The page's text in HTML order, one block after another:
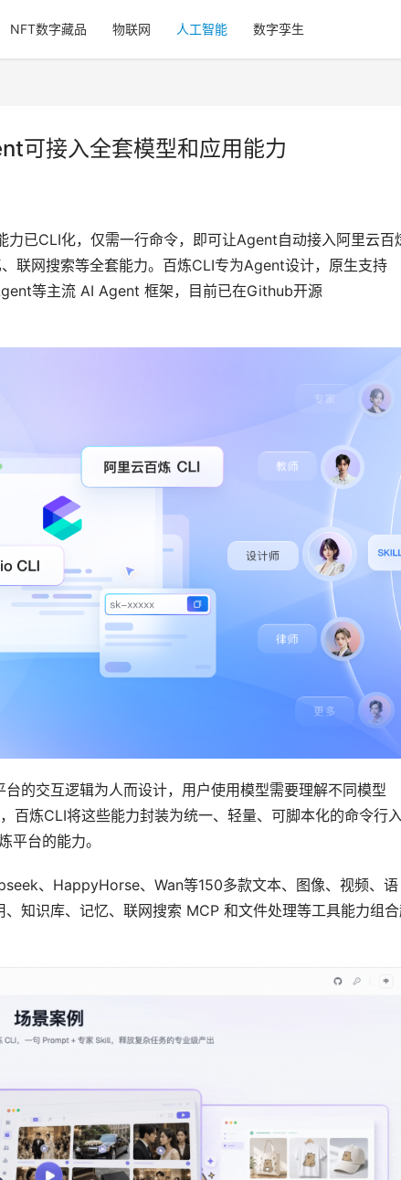
NFT数字藏品 物联网 人工智能 数字孪生
可接入全套模型和应用能力
已CLI化，仅需一行命令，即可让Agent自动接入阿里云百
联网搜索等全套能力。百炼CLI专为Agent设计，原生支持
等主流 AI Agent 框架，目前已在Github开源
的交互逻辑为人而设计，用户使用模型需要理解不同模型
百炼CLI将这些能力封装为统一、轻量、可脚本化的命令行
平台的能力。
、HappyHorse、Wan等150多款文本、图像、视频、语
知识库、记忆、联网搜索 MCP 和文件处理等工具能力组